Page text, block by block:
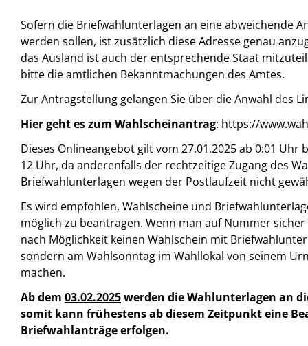
Sofern die Briefwahlunterlagen an eine abweichende
werden sollen, ist zusätzlich diese Adresse genau
das Ausland ist auch der entsprechende Staat
bitte die amtlichen Bekanntmachungen des Amtes.
Zur Antragstellung gelangen Sie über die Anwahl des
Hier geht es zum Wahlscheinantrag: https://
Dieses Onlineangebot gilt vom 27.01.2025 ab 0:01 Uhr
12 Uhr, da anderenfalls der rechtzeitige Zugang des
Briefwahlunterlagen wegen der Postlaufzeit nicht
Es wird empfohlen, Wahlscheine und
möglich zu beantragen. Wenn man auf Nummer
nach Möglichkeit keinen Wahlschein mit
sondern am Wahlsonntag im Wahllokal von seinem
machen.
Ab dem 03.02.2025werden die Wahlunterlagen an
somit kann frühestens ab diesem Zeitpunkt eine
Briefwahlanträge erfolgen.